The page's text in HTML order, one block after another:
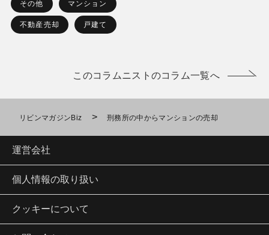
その他 マンション
不動産売却 戸建て
このコラムニストのコラム一覧へ
リビンマガジンBiz > 刑務所の中からマンションの売却
運営会社
個人情報の取り扱い
クッキーについて